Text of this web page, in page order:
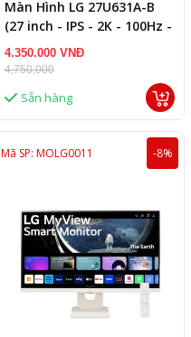
Màn Hình LG 27U631A-B
(27 inch - IPS - 2K - 100Hz -
5ms - USB Type C)
4.350.000 VNĐ
4,750,000
Sẵn hàng
Mã SP: MOLG0011 -8%